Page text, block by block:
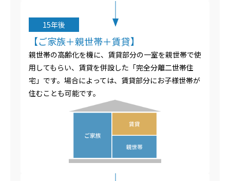
15年後
【ご家族＋親世帯＋賃貸】
親世帯の高齢化を機に、賃貸部分の一室を親世帯で使
用してもらい、賃貸を併設した「完全分離二世帯住
宅」です。場合によっては、賃貸部分にお子様世帯が
住むことも可能です。